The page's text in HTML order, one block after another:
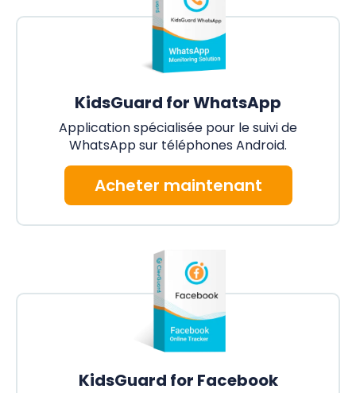
KidsGuard for WhatsApp
Application spécialisée pour le suivi de
WhatsApp sur téléphones Android.
Acheter maintenant
KidsGuard for Facebook